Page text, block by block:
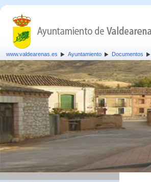
www.valdearenas.es Ayuntamiento Documentos